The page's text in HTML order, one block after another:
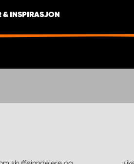
& INSPIRASJON